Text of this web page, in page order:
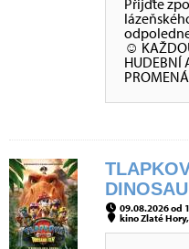
Přijďte
☺
HUDEBNÍ
09.08.2026 od
kino Zlaté